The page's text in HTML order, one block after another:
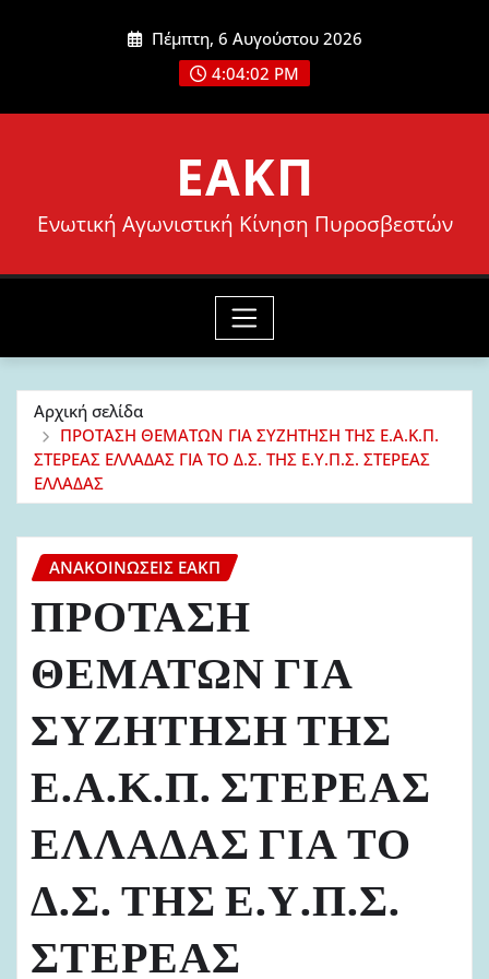
Πέμπτη, 6 Αυγούστου 2026
4:04:03 PM
ΕΑΚΠ
Ενωτική Αγωνιστική Κίνηση Πυροσβεστών
Αρχική σελίδα
ΠΡΟΤΑΣΗ ΘΕΜΑΤΩΝ ΓΙΑ ΣΥΖΗΤΗΣΗ ΤΗΣ Ε.Α.Κ.Π.
ΣΤΕΡΕΑΣ ΕΛΛΑΔΑΣ ΓΙΑ ΤΟ Δ.Σ. ΤΗΣ Ε.Υ.Π.Σ. ΣΤΕΡΕΑΣ
ΕΛΛΑΔΑΣ
ΑΝΑΚΟΙΝΏΣΕΙΣ ΕΑΚΠ
ΠΡΟΤΑΣΗ
ΘΕΜΑΤΩΝ ΓΙΑ
ΣΥΖΗΤΗΣΗ ΤΗΣ
Ε.Α.Κ.Π. ΣΤΕΡΕΑΣ
ΕΛΛΑΔΑΣ ΓΙΑ ΤΟ
Δ.Σ. ΤΗΣ Ε.Υ.Π.Σ.
ΣΤΕΡΕΑΣ